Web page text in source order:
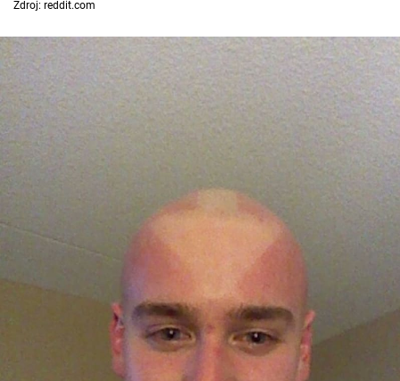
Cool Esport
Pořady
TV Program
Sledujte prima+
Přihlášení
Zdroj: reddit.com